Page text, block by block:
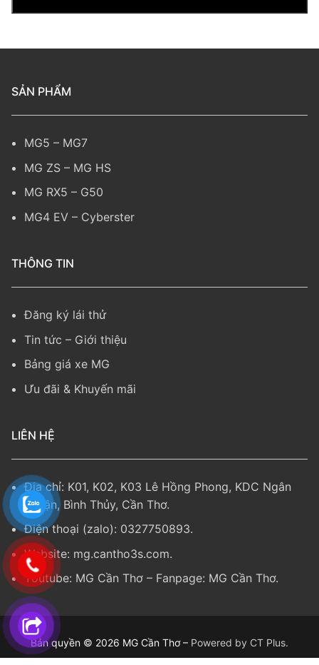
SẢN PHẨM
MG5 – MG7
MG ZS – MG HS
MG RX5 – G50
MG4 EV – Cyberster
THÔNG TIN
Đăng ký lái thử
Tin tức – Giới thiệu
Bảng giá xe MG
Ưu đãi & Khuyến mãi
LIÊN HỆ
Địa chỉ: K01, K02, K03 Lê Hồng Phong, KDC Ngân
Thuận, Bình Thủy, Cần Thơ.
Điện thoại (zalo): 0327750893.
Website: mg.cantho3s.com.
Youtube: MG Cần Thơ – Fanpage: MG Cần Thơ.
Bản quyền © 2026 MG Cần Thơ – Powered by CT Plus.